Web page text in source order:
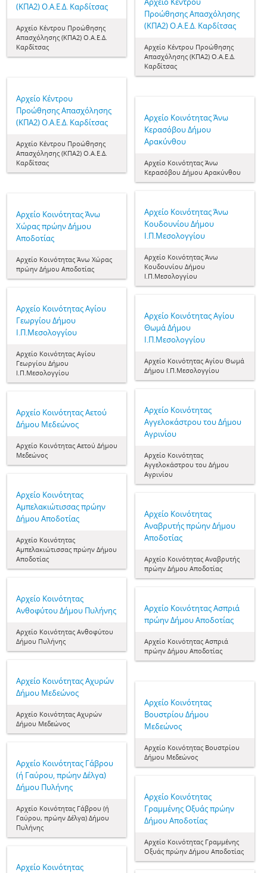
(ΚΠΑ2) Ο.Α.Ε.Δ. Καρδίτσας
Aρχείο Κέντρου Προώθησης
Απασχόλησης (ΚΠΑ2) Ο.Α.Ε.Δ.
Καρδίτσας
Προώθησης Απασχόλησης
(ΚΠΑ2) Ο.Α.Ε.Δ. Καρδίτσας
Aρχείο Κέντρου Προώθησης
Απασχόλησης (ΚΠΑ2) Ο.Α.Ε.Δ.
Καρδίτσας
Aρχείο Κέντρου
Προώθησης Απασχόλησης
(ΚΠΑ2) Ο.Α.Ε.Δ. Καρδίτσας
Aρχείο Κέντρου Προώθησης
Απασχόλησης (ΚΠΑ2) Ο.Α.Ε.Δ.
Καρδίτσας
Aρχείο Κοινότητας Άνω
Κερασόβου Δήμου
Αρακύνθου
Aρχείο Κοινότητας Άνω
Κερασόβου Δήμου Αρακύνθου
Aρχείο Κοινότητας Άνω
Κουδουνίου Δήμου
Ι.Π.Μεσολογγίου
Aρχείο Κοινότητας Άνω
Κουδουνίου Δήμου
Ι.Π.Μεσολογγίου
Aρχείο Κοινότητας Άνω
Χώρας πρώην Δήμου
Αποδοτίας
Aρχείο Κοινότητας Άνω Χώρας
πρώην Δήμου Αποδοτίας
Aρχείο Κοινότητας Αγίου
Γεωργίου Δήμου
Ι.Π.Μεσολογγίου
Aρχείο Κοινότητας Αγίου
Γεωργίου Δήμου
Ι.Π.Μεσολογγίου
Aρχείο Κοινότητας Αγίου
Θωμά Δήμου
Ι.Π.Μεσολογγίου
Aρχείο Κοινότητας Αγίου Θωμά
Δήμου Ι.Π.Μεσολογγίου
Aρχείο Κοινότητας
Αγγελοκάστρου του Δήμου
Αγρινίου
Aρχείο Κοινότητας
Αγγελοκάστρου του Δήμου
Αγρινίου
Aρχείο Κοινότητας Αετού
Δήμου Μεδεώνος
Aρχείο Κοινότητας Αετού Δήμου
Μεδεώνος
Aρχείο Κοινότητας
Αμπελακιώτισσας πρώην
Δήμου Αποδοτίας
Aρχείο Κοινότητας
Αμπελακιώτισσας πρώην Δήμου
Αποδοτίας
Aρχείο Κοινότητας
Αναβρυτής πρώην Δήμου
Αποδοτίας
Aρχείο Κοινότητας Αναβρυτής
πρώην Δήμου Αποδοτίας
Aρχείο Κοινότητας
Ανθοφύτου Δήμου Πυλήνης
Aρχείο Κοινότητας Ανθοφύτου
Δήμου Πυλήνης
Aρχείο Κοινότητας Ασπριά
πρώην Δήμου Αποδοτίας
Aρχείο Κοινότητας Ασπριά
πρώην Δήμου Αποδοτίας
Aρχείο Κοινότητας Αχυρών
Δήμου Μεδεώνος
Aρχείο Κοινότητας Αχυρών
Δήμου Μεδεώνος
Aρχείο Κοινότητας
Βουστρίου Δήμου
Μεδεώνος
Aρχείο Κοινότητας Βουστρίου
Δήμου Μεδεώνος
Aρχείο Κοινότητας Γάβρου
(ή Γαύρου, πρώην Δέλγα)
Δήμου Πυλήνης
Aρχείο Κοινότητας Γάβρου (ή
Γαύρου, πρώην Δέλγα) Δήμου
Πυλήνης
Aρχείο Κοινότητας
Γραμμένης Οξυάς πρώην
Δήμου Αποδοτίας
Aρχείο Κοινότητας Γραμμένης
Οξυάς πρώην Δήμου Αποδοτίας
Aρχείο Κοινότητας